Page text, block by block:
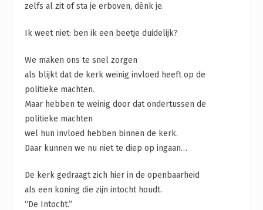
zelfs al zit of sta je erboven, dénk je.
Ik weet niet: ben ik een beetje duidelijk?
We maken ons te snel zorgen
als blijkt dat de kerk weinig invloed heeft op de
politieke machten.
Maar hebben te weinig door dat ondertussen de
politieke machten
wel hun invloed hebben binnen de kerk.
Daar kunnen we nu niet te diep op ingaan…
De kerk gedraagt zich hier in de openbaarheid
als een koning die zijn intocht houdt.
“De Intocht.”